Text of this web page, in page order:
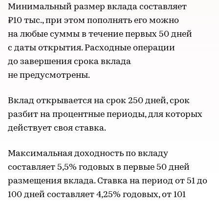
Минимальный размер вклада составляет
₽10 тыс., при этом пополнять его можно
на любые суммы в течение первых 50 дней
с даты открытия. Расходные операции
до завершения срока вклада
не предусмотрены.
Вклад открывается на срок 250 дней, срок
разбит на процентные периоды, для которых
действует своя ставка.
Максимальная доходность по вкладу
составляет 5,5% годовых в первые 50 дней
размещения вклада. Ставка на период от 51 до
100 дней составляет 4,25% годовых, от 101